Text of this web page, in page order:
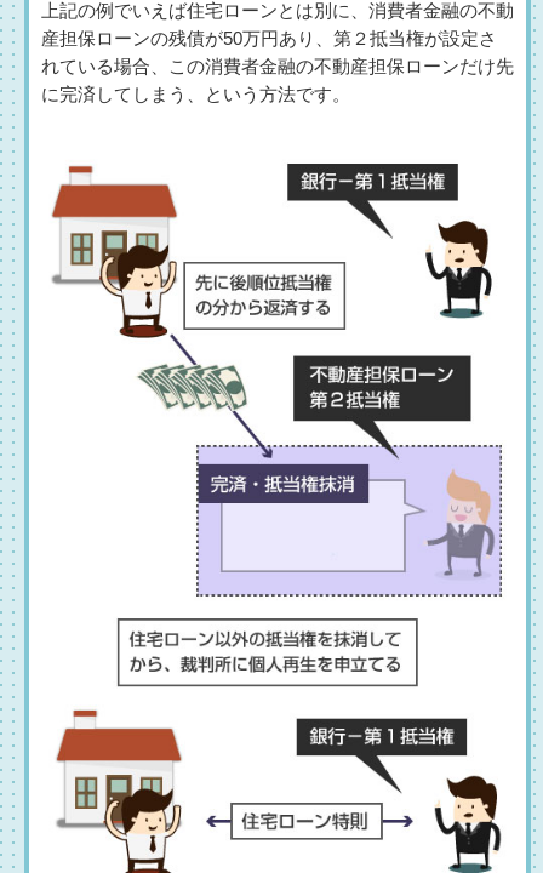
上記の例でいえば住宅ローンとは別に、消費者金融の不動
産担保ローンの残債が50万円あり、第２抵当権が設定さ
れている場合、この消費者金融の不動産担保ローンだけ先
に完済してしまう、という方法です。